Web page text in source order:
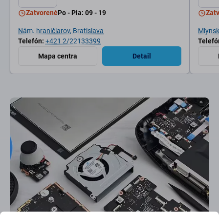
Telefón: +421 2/22133399
ZatvorenéPo - Pia: 09 - 19
Nám. hraničiarov, Bratislava
Mapa centra Detail